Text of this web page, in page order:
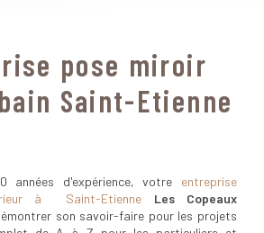
pose miroir
Saint-Etienne
années d'expérience, votre entreprise
à Saint-Etienne
Les Copeaux
son savoir-faire pour les projets